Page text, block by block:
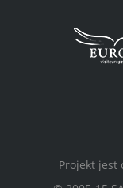
Projekt jest